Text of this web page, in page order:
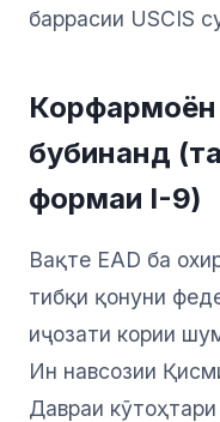
баррасии USCIS
бубинанд
формаи I-9)
Вақте EAD ба
тибқи қонуни
иҷозати кории
Ин навсозии
Давраи